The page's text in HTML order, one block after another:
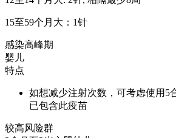
15至59个月大：1针
感染高峰期
婴儿
特点
如想减少注射次数，可考虑使用5
已包含此疫苗
较高风险群